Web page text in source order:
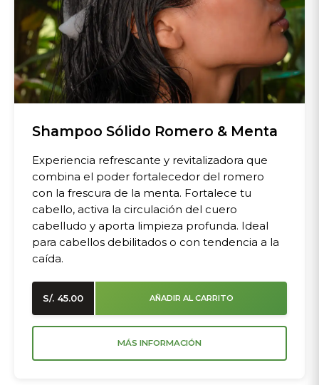
Shampoo Sólido Romero & Menta
Experiencia refrescante y revitalizadora que
combina el poder fortalecedor del romero
con la frescura de la menta. Fortalece tu
cabello, activa la circulación del cuero
cabelludo y aporta limpieza profunda. Ideal
para cabellos debilitados o con tendencia a la
caída.
S/. 45.00 AÑADIR AL CARRITO
MÁS INFORMACIÓN